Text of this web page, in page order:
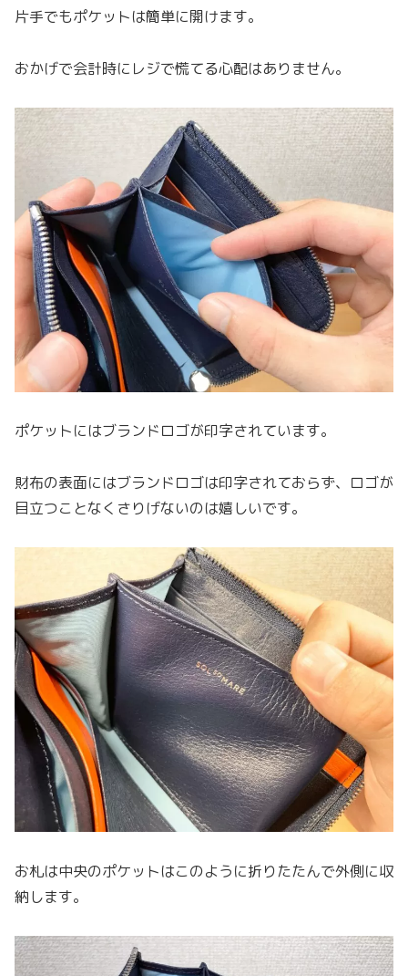
片手でもポケットは簡単に開けます。
おかげで会計時にレジで慌てる心配はありません。
ポケットにはブランドロゴが印字されています。
財布の表面にはブランドロゴは印字されておらず、ロゴが
目立つことなくさりげないのは嬉しいです。
お札は中央のポケットはこのように折りたたんで外側に収
納します。